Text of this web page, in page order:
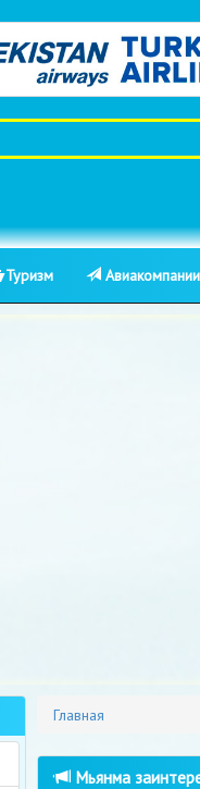
Туризм Авиакомпании
Главная
Мьянма